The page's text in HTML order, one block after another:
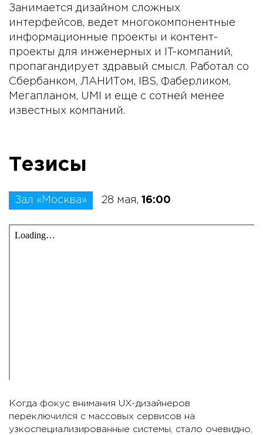
Занимается дизайном сложных
интерфейсов, ведет многокомпонентные
информационные проекты и контент-
проекты для инженерных и IT-компаний,
пропагандирует здравый смысл. Работал со
Сбербанком, ЛАНИТом, IBS, Фаберликом,
Мегапланом, UMI и еще с сотней менее
известных компаний.
Тезисы
Зал «Москва» 28 мая, 16:00
Когда фокус внимания UX-дизайнеров
переключился с массовых сервисов на
узкоспециализированные системы, стало очевидно,